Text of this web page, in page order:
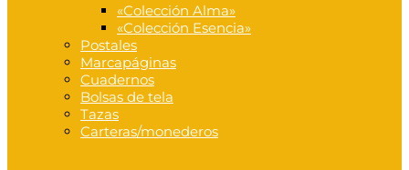
«Colección Alma»
«Colección Esencia»
Postales
Marcapáginas
Cuadernos
Bolsas de tela
Tazas
Carteras/monederos